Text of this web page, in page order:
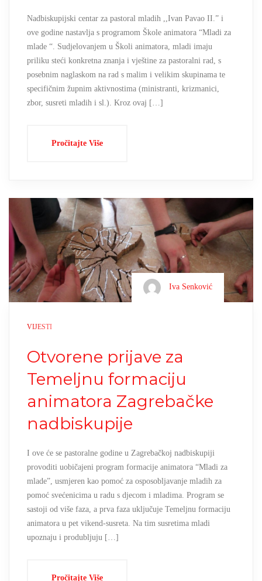
Nadbiskupijski centar za pastoral mladih ,,Ivan Pavao II.” i
ove godine nastavlja s programom Škole animatora “Mladi za
mlade “. Sudjelovanjem u Školi animatora, mladi imaju
priliku steći konkretna znanja i vještine za pastoralni rad, s
posebnim naglaskom na rad s malim i velikim skupinama te
specifičnim župnim aktivnostima (ministranti, krizmanici,
zbor, susreti mladih i sl.). Kroz ovaj […]
Pročitajte Više
Iva Senković
VIJESTI
Otvorene prijave za
Temeljnu formaciju
animatora Zagrebačke
nadbiskupije
I ove će se pastoralne godine u Zagrebačkoj nadbiskupiji
provoditi uobičajeni program formacije animatora “Mladi za
mlade”, usmjeren kao pomoć za osposobljavanje mladih za
pomoć svećenicima u radu s djecom i mladima. Program se
sastoji od više faza, a prva faza uključuje Temeljnu formaciju
animatora u pet vikend-susreta. Na tim susretima mladi
upoznaju i produbljuju […]
Pročitajte Više